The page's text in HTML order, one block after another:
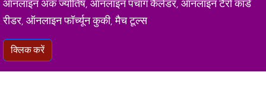
ऑनलाइन अंक ज्योतिष, ऑनलाइन पंचांग कैलेंडर, ऑनलाइन टैरो कार्ड
रीडर, ऑनलाइन फॉर्च्यून कुकी, मैच टूल्स
क्लिक करें